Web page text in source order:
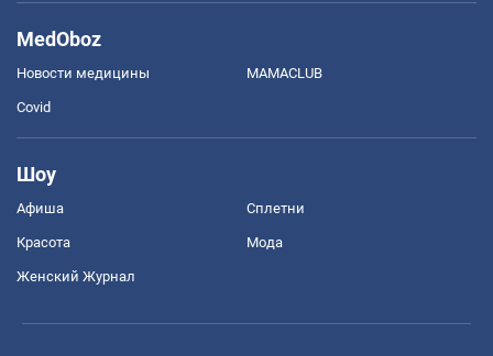
MedOboz
Новости медицины MAMACLUB
Covid
Шоу
Афиша Сплетни
Красота Мода
Женский Журнал